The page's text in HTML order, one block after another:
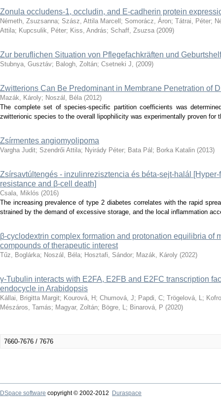
Zonula occludens-1, occludin, and E-cadherin protein
Németh, Zsuzsanna; Szász, Attila Marcell ; Somorácz, Áron; Tátrai, Péter;
Attila; Kupcsulik, Péter; Kiss, András; Schaff, Zsuzsa (2009)
Zur beruflichen Situation von Pflegefachkräften und
Stubnya, Gusztáv; Balogh, Zoltán; Csetneki J, (2009)
Zwitterions Can Be Predominant in Membrane Penetration of
Mazák, Károly; Noszál, Béla (2012)
The complete set of species-specific partition coefficients was
zwitterionic species to the overall lipophilicity was experimentally proven for
Zsírmentes angiomyolipoma
Vargha Judit; Szendrői Attila; Nyirády Péter; Bata Pál ; Borka Katalin (2013)
Zsírsavtúltengés - inzulinrezisztencia és béta-sejt-halál
resistance and β-cell death]
Csala, Miklós (2016)
The increasing prevalence of type 2 diabetes correlates with the rapid
strained by the demand of excessive storage, and the local inflammation
β-cyclodextrin complex formation and protonation equilibria of
compounds of therapeutic interest
Tűz, Boglárka; Noszál, Béla; Hosztafi, Sándor; Mazák, Károly (2022)
γ-Tubulin interacts with E2FA, E2FB and E2FC transcription
endocycle in Arabidopsis
Kállai, Brigitta Margit; Kourová, H ; Chumová, J; Papdi, C; Trögelová, L;
Mészáros, Tamás; Magyar, Zoltán; Bögre, L; Binarová, P (2020)
7660-7676 / 7676
DSpace software copyright © 2002-2012 Duraspace